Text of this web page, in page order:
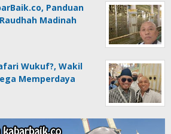
Panduan
Madinah
Wukuf?, Wakil
Memperdaya